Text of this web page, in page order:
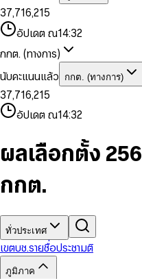
3
4
5
6
8
9
7
8
9
,7
8
9
1
2
3
4
5
6
7
8
9
6
7
8
9
,2
4
5
7
8
9
1
3
4
6
7
8
9
5
7
8
อัปเดต ณ14:32
กกต. (ทางการ)
นับคะแนนแล้ว
กกต. (ทางการ)
0
1
2
3
4
5
7
8
0
1
2
4
5
6
7
8
9
,
0
1
2
4
6
7
8
9
0
1
2
3
5
6
8
9
0
1
3
5
6
7
8
,
1
2
4
6
7
9
0
1
3
5
6
8
9
0
2
3
4
5
7
9
อัปเดต ณ14:32
ผลเลือกตั้ง
กกต.
ทั่วประเทศ
เขตบช.รายชื่อประชามติ
ภูมิภาค